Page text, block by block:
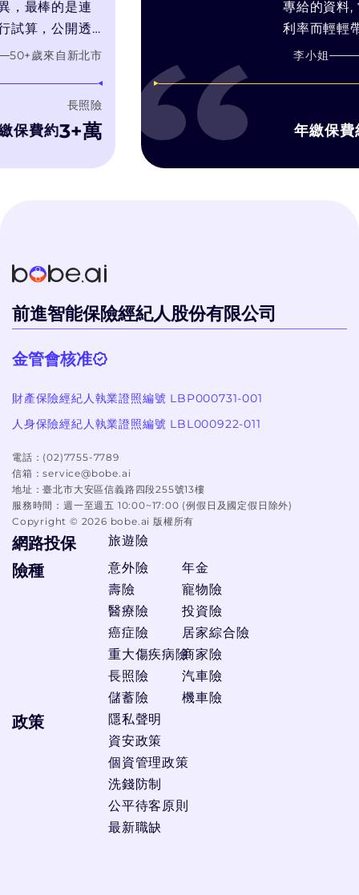
的是連
公開透
需求推
來自新北市
約3+萬
專給的資料, 常常
利率而輕輕帶過預
靠推銷技術和人情
在幫你找最適合你
濾推銷理專的話術
字比較, 有疑問可
60+歲
年繳保費約
前進智能保險經紀人股份有限公司
金管會核准
財產保險經紀人執業證照編號 LBP000731-001
人身保險經紀人執業證照編號 LBL000922-011
電話： (02)7755-7789
信箱：service@bobe.ai
地址：臺北市大安區信義路四段255號13樓
服務時間： 週一至週五 10:00~17:00 (例假日及國定假日除外)
Copyright © 2026 bobe.ai 版權所有
網路投保 旅遊險
險種
意外險
壽險
醫療險
癌症險
重大傷疾病險
長照險
儲蓄險
年金
寵物險
投資險
居家綜合險
商家險
汽車險
機車險
政策
隱私聲明
資安政策
個資管理政策
洗錢防制
公平待客原則
最新職缺